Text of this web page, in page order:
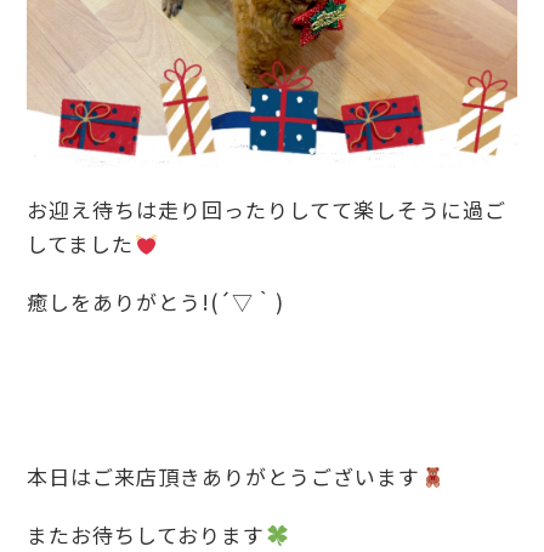
お迎え待ちは走り回ったりしてて楽しそうに過ご
してました
癒しをありがとう!(´▽｀)
本日はご来店頂きありがとうございます
またお待ちしております